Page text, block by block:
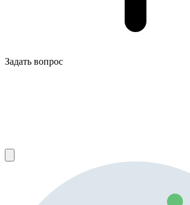
Задать вопрос